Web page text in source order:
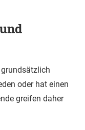
oder hat einen
greifen daher